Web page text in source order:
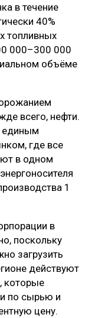
в течение
40%
топливных
000–300 000
объёме
всего, нефти.
единым
где все
в одном
1
в
поскольку
загрузить
действуют
которые
по сырью и
цену.